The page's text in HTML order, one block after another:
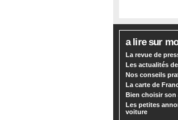
a lire sur
La revue de
Les actualités
Nos conseils
La carte de
Bien choisir son
Les petites
voiture